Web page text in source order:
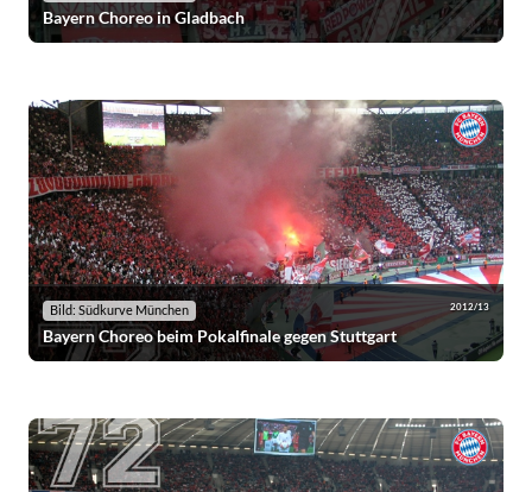
Bayern Choreo in Gladbach
Bild: Südkurve München 2012/13
Bayern Choreo beim Pokalfinale gegen Stuttgart